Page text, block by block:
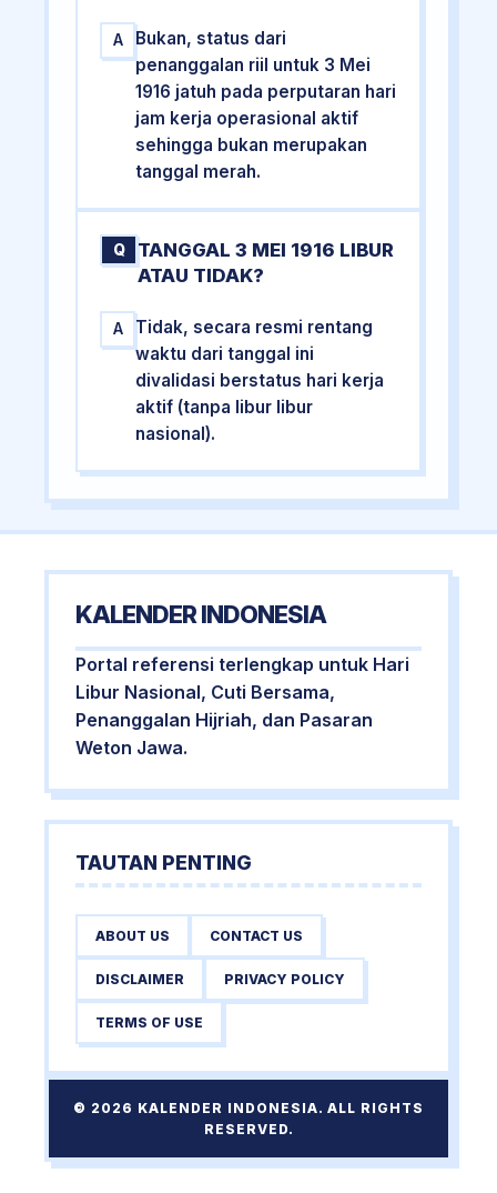
A
Bukan, status dari
penanggalan riil untuk 3 Mei
1916 jatuh pada perputaran hari
jam kerja operasional aktif
sehingga bukan merupakan
tanggal merah.
Q
TANGGAL 3 MEI 1916 LIBUR
ATAU TIDAK?
A
Tidak, secara resmi rentang
waktu dari tanggal ini
divalidasi berstatus hari kerja
aktif (tanpa libur libur
nasional).
KALENDER INDONESIA
Portal referensi terlengkap untuk Hari
Libur Nasional, Cuti Bersama,
Penanggalan Hijriah, dan Pasaran
Weton Jawa.
TAUTAN PENTING
ABOUT US CONTACT US
DISCLAIMER PRIVACY POLICY
TERMS OF USE
© 2026 KALENDER INDONESIA. ALL RIGHTS
RESERVED.